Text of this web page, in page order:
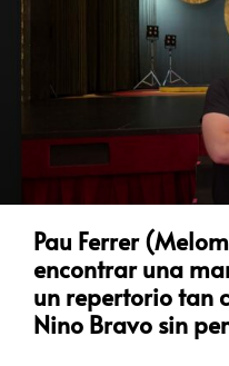
Pau Ferrer
encontrar una
un repertorio tan
Nino Bravo sin